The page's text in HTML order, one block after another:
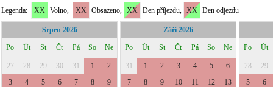
Legenda: XX Volno, XX Obsazeno, XX Den příjezdu, XX Den odjezdu
Srpen 2026
Po Út St Čt Pá So Ne
27 28 29 30 31 1
2
3
4 5 6 7 8
9
Září 2026
Po Út St Čt Pá So Ne
31 1 2 3 4 5
6
7
8 9 10 11 12
13
Po Út
28
29
5
6